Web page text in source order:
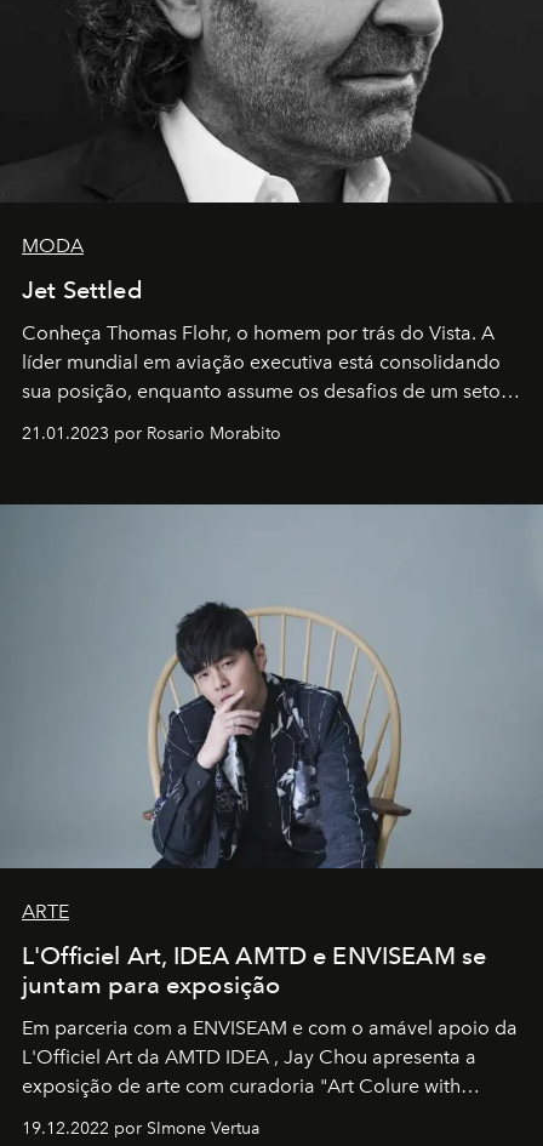
MODA
Jet Settled
Conheça Thomas Flohr, o homem por trás do Vista. A
líder mundial em aviação executiva está consolidando
sua posição, enquanto assume os desafios de um setor
21.01.2023 por Rosario Morabito
ARTE
L'Officiel Art, IDEA AMTD e ENVISEAM se
juntam para exposição
Em parceria com a ENVISEAM e com o amável apoio da
L'Officiel Art da AMTD IDEA , Jay Chou apresenta a
exposição de arte com curadoria "Art Colure with
19.12.2022 por SImone Vertua